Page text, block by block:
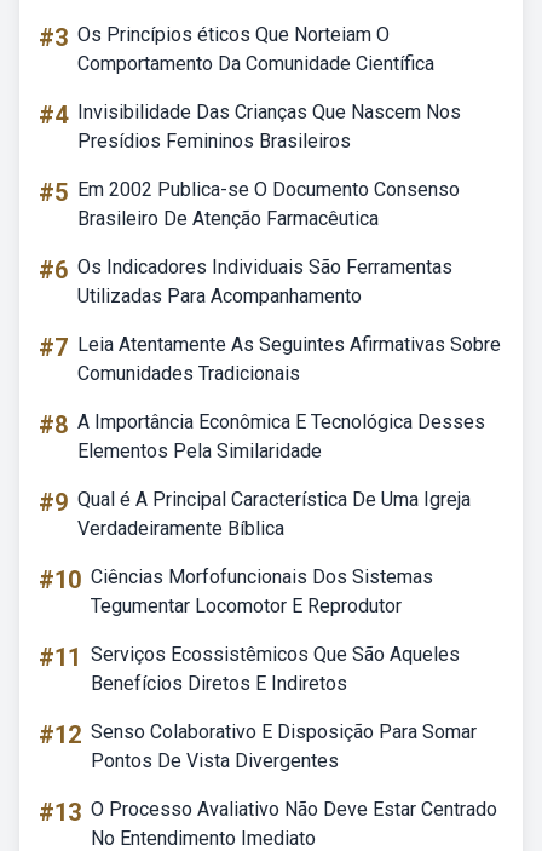
#3 Os Princípios éticos Que Norteiam O
Comportamento Da Comunidade Científica
#4 Invisibilidade Das Crianças Que Nascem Nos
Presídios Femininos Brasileiros
#5 Em 2002 Publica-se O Documento Consenso
Brasileiro De Atenção Farmacêutica
#6 Os Indicadores Individuais São Ferramentas
Utilizadas Para Acompanhamento
#7 Leia Atentamente As Seguintes Afirmativas Sobre
Comunidades Tradicionais
#8 A Importância Econômica E Tecnológica Desses
Elementos Pela Similaridade
#9 Qual é A Principal Característica De Uma Igreja
Verdadeiramente Bíblica
#10 Ciências Morfofuncionais Dos Sistemas
Tegumentar Locomotor E Reprodutor
#11 Serviços Ecossistêmicos Que São Aqueles
Benefícios Diretos E Indiretos
#12 Senso Colaborativo E Disposição Para Somar
Pontos De Vista Divergentes
#13 O Processo Avaliativo Não Deve Estar Centrado
No Entendimento Imediato